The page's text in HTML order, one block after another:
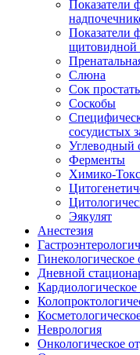
Показатели
Показатели
щитовидной
Слюна
Сок
Соскобы
сосудистых
Углеводный
Ферменты
Химико-
Эякулят
Анестезия
Гинекологическое
Дневной
Кардиологическое
Неврология
Онкологическое